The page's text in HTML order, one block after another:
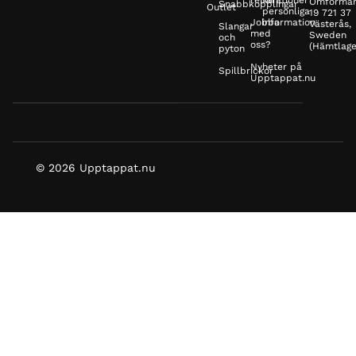
Outlet
Snabbkopplingar
Slangar
och
pyton
Spillbrickor
Jobba
med
oss?
Nyheter på
Upptappat.nu
personliga
information
19 721 37
Västerås,
Sweden
© 2026 Upptappat.nu